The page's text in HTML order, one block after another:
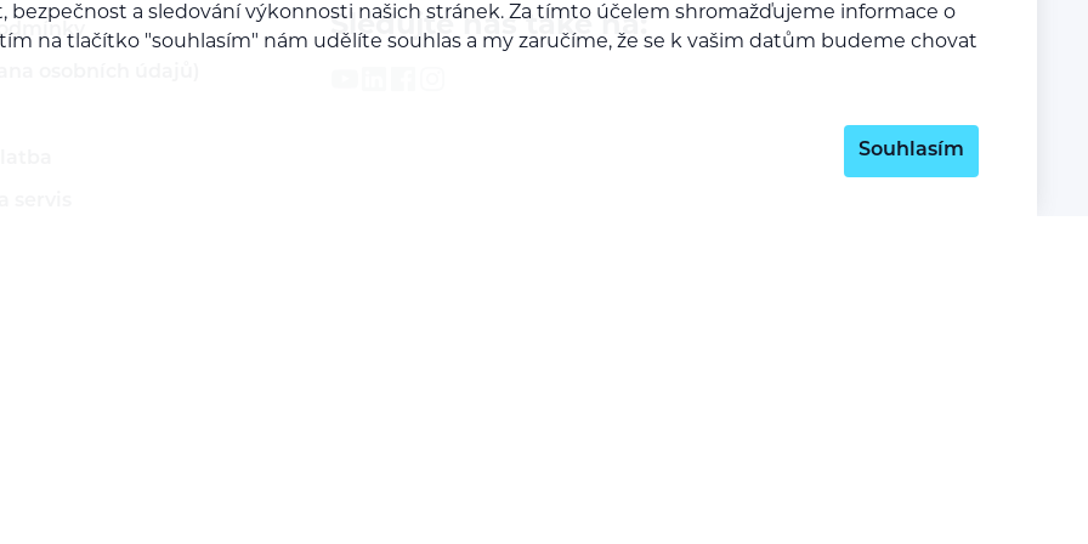
Sledujte nás také na:
bezpečnost a sledování výkonnosti našich stránek. Za tímto účelem shromažďujeme informace o
na tlačítko "souhlasím" nám udělíte souhlas a my zaručíme, že se k vašim datům budeme chovat
Souhlasím